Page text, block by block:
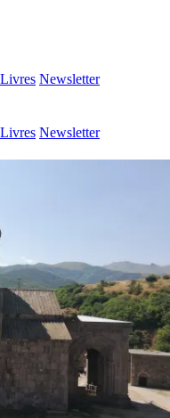
Livres Newsletter
Livres Newsletter